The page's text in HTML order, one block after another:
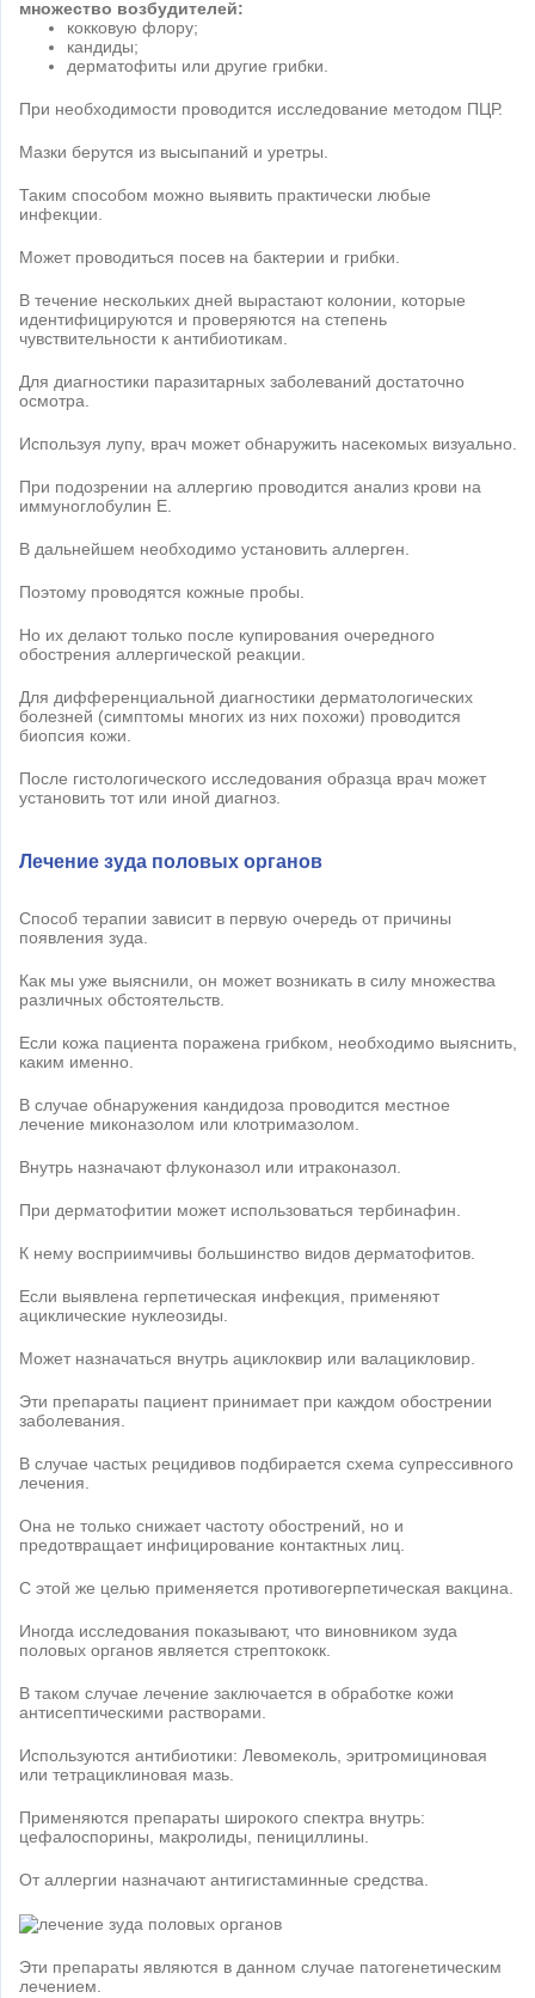
множество возбудителей:
кокковую флору;
кандиды;
дерматофиты или другие грибки.
При необходимости проводится исследование методом ПЦР.
Мазки берутся из высыпаний и уретры.
Таким способом можно выявить практически любые
инфекции.
Может проводиться посев на бактерии и грибки.
В течение нескольких дней вырастают колонии, которые
идентифицируются и проверяются на степень
чувствительности к антибиотикам.
Для диагностики паразитарных заболеваний достаточно
осмотра.
Используя лупу, врач может обнаружить насекомых визуально.
При подозрении на аллергию проводится анализ крови на
иммуноглобулин Е.
В дальнейшем необходимо установить аллерген.
Поэтому проводятся кожные пробы.
Но их делают только после купирования очередного
обострения аллергической реакции.
Для дифференциальной диагностики дерматологических
болезней (симптомы многих из них похожи) проводится
биопсия кожи.
После гистологического исследования образца врач может
установить тот или иной диагноз.
Лечение зуда половых органов
Способ терапии зависит в первую очередь от причины
появления зуда.
Как мы уже выяснили, он может возникать в силу множества
различных обстоятельств.
Если кожа пациента поражена грибком, необходимо выяснить,
каким именно.
В случае обнаружения кандидоза проводится местное
лечение миконазолом или клотримазолом.
Внутрь назначают флуконазол или итраконазол.
При дерматофитии может использоваться тербинафин.
К нему восприимчивы большинство видов дерматофитов.
Если выявлена герпетическая инфекция, применяют
ациклические нуклеозиды.
Может назначаться внутрь ациклоквир или валацикловир.
Эти препараты пациент принимает при каждом обострении
заболевания.
В случае частых рецидивов подбирается схема супрессивного
лечения.
Она не только снижает частоту обострений, но и
предотвращает инфицирование контактных лиц.
С этой же целью применяется противогерпетическая вакцина.
Иногда исследования показывают, что виновником зуда
половых органов является стрептококк.
В таком случае лечение заключается в обработке кожи
антисептическими растворами.
Используются антибиотики: Левомеколь, эритромициновая
или тетрациклиновая мазь.
Применяются препараты широкого спектра внутрь:
цефалоспорины, макролиды, пенициллины.
От аллергии назначают антигистаминные средства.
Эти препараты являются в данном случае патогенетическим
лечением.